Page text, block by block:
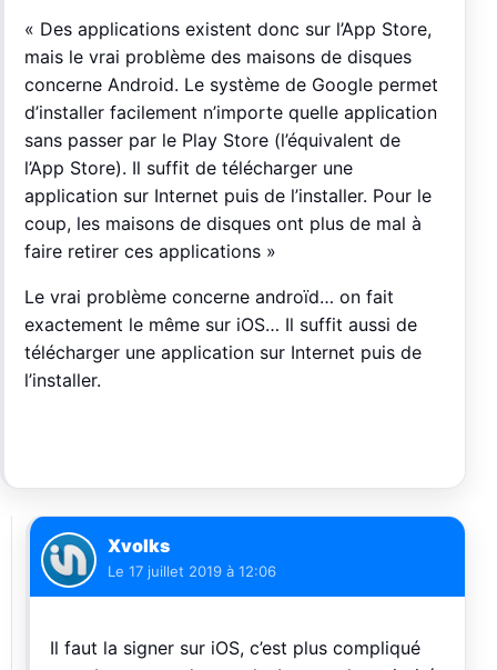
« Des applications existent donc sur l’App Store,
mais le vrai problème des maisons de disques
concerne Android. Le système de Google permet
d’installer facilement n’importe quelle application
sans passer par le Play Store (l’équivalent de
l’App Store). Il suffit de télécharger une
application sur Internet puis de l’installer. Pour le
coup, les maisons de disques ont plus de mal à
faire retirer ces applications »
Le vrai problème concerne androïd… on fait
exactement le même sur iOS… Il suffit aussi de
télécharger une application sur Internet puis de
l’installer.
Xvolks
Le 17 juillet 2019 à 12:06
Il faut la signer sur iOS, c’est plus compliqué